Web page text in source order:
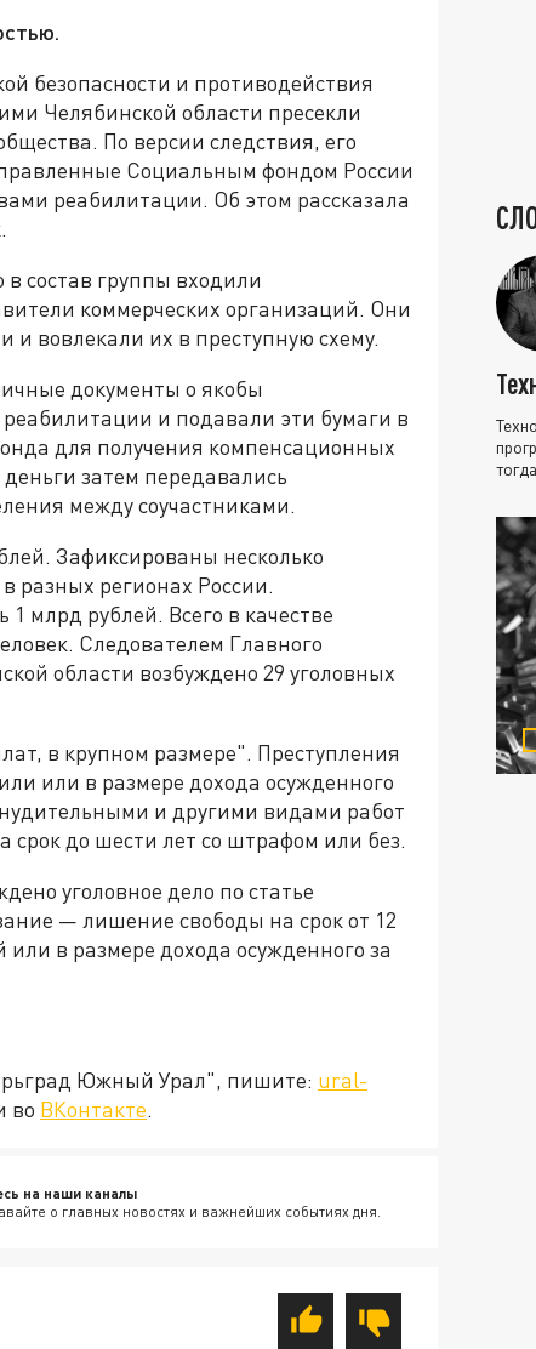
безопасности и противодействия
Челябинской области пресекли
По версии следствия, его
Социальным фондом России
реабилитации. Об этом рассказала
состав группы входили
коммерческих организаций. Они
вовлекали их в преступную схему.
документы о якобы
реабилитации и подавали эти бумаги в
для получения компенсационных
затем передавались
между соучастниками.
Зафиксированы несколько
разных регионах России.
млрд рублей. Всего в качестве
Следователем Главного
области возбуждено 29 уголовных
в крупном размере". Преступления
или в размере дохода осужденного
и другими видами работ
до шести лет со штрафом или без.
уголовное дело по статье
— лишение свободы на срок от 12
в размере дохода осужденного за
Южный Урал", пишите: ural-
во ВКонтакте.
на наши каналы
о главных новостях и важнейших событиях дня.